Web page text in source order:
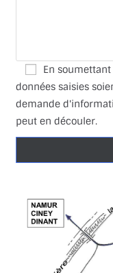
En
données saisies
demande
peut en découler.